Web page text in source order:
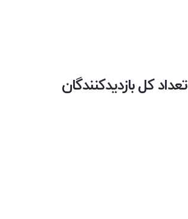
تعداد کل بازدیدکنندگان